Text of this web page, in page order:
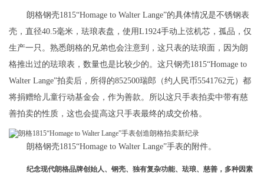
朗格钢壳1815“Homage to Walter Lange”的具体情况是不锈钢表
壳，直径40.5毫米，珐琅表盘，使用L1924手动上弦机芯，孤品，仅
生产一只。熟悉朗格的兄弟也会注意到，这只表的珐琅面，因为朗
格推出过的珐琅表，数量也是比较少的。这只钢壳1815“Homage to
Walter Lange”拍卖后，所得的852500瑞郎（约人民币5541762元）都
将捐赠给儿童行动基金会，作为善款。所以这只手表拍卖中带有慈
善拍卖的性质，这也会提高这只手表最终的成交价格。
朗格钢壳1815“Homage to Walter Lange”手表的附件。
纪念现代朗格品牌创始人、钢壳、独有复杂功能、珐琅、慈善，多种因素